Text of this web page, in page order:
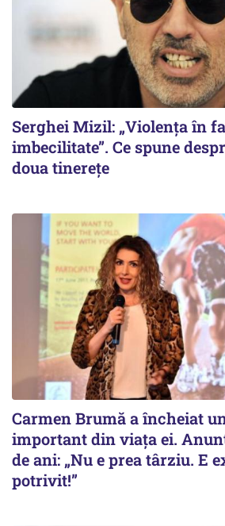
Serghei Mizil: „Violența în
imbecilitate”. Ce spune
doua tinerețe
Carmen Brumă a încheiat
important din viața ei.
de ani: „Nu e prea târziu. E
potrivit!”